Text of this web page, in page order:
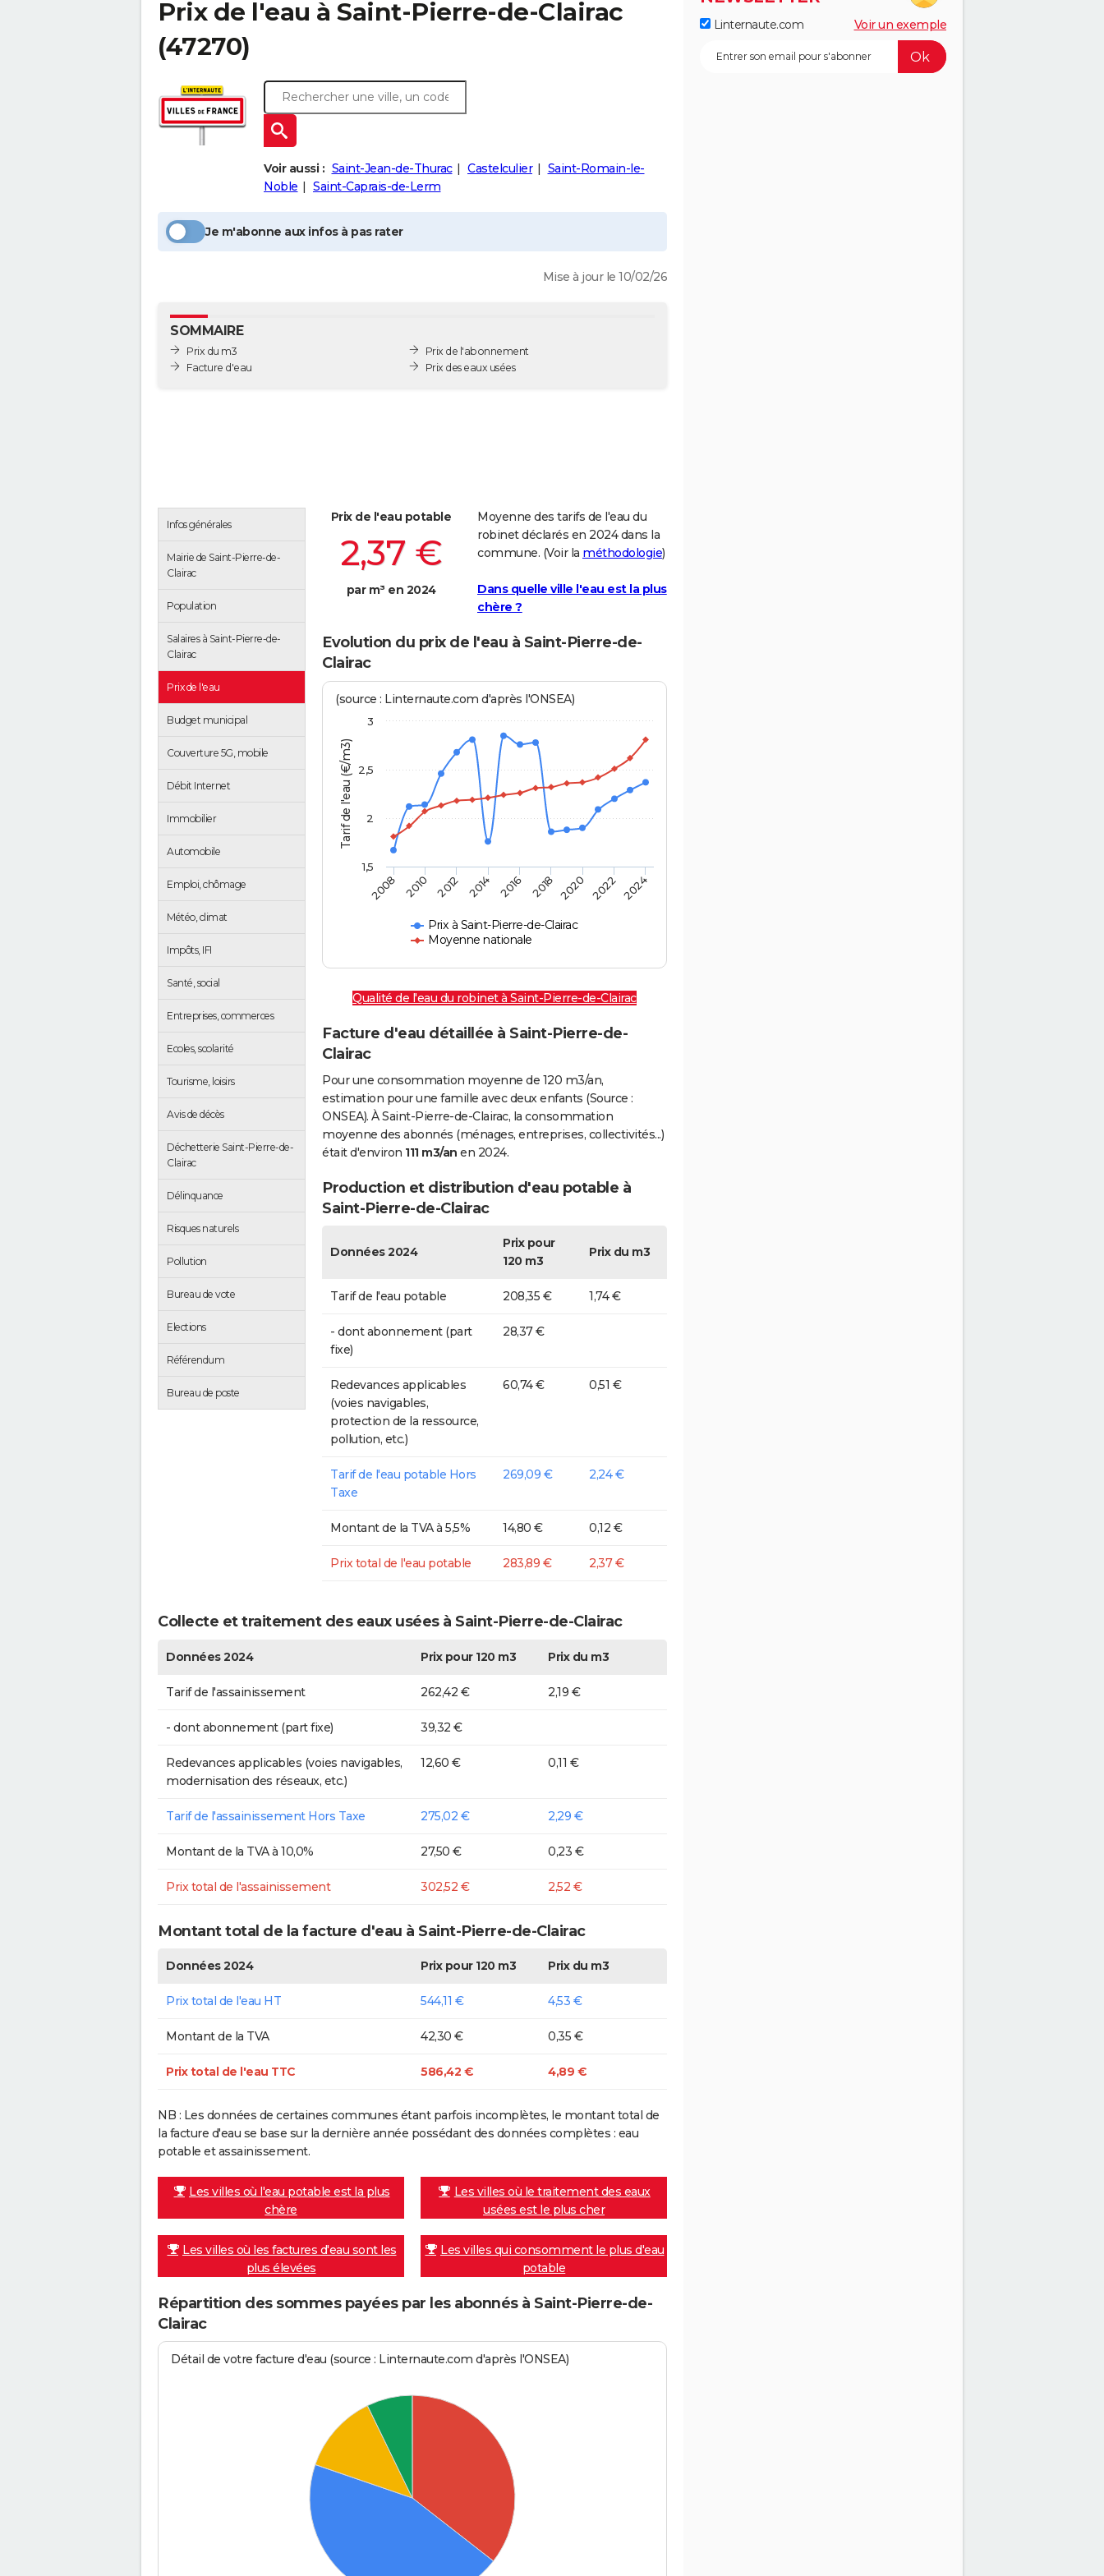
Prix de l'eau à Saint-Pierre-de-Clairac
(47270)
Voir aussi : Saint-Jean-de-Thurac Castelculier
Saint-Romain-le-
Noble
Saint-Caprais-de-Lerm
Je m'abonne aux infos à pas rater
Mise à jour le 10/02/26
SOMMAIRE
Prix du m3
Facture d'eau
Prix de l'abonnement
Prix des eaux usées
Infos générales
Mairie de Saint-Pierre-de-
Clairac
Population
Salaires à Saint-Pierre-de-
Clairac
Prix de l'eau
Budget municipal
Couverture 5G, mobile
Débit Internet
Immobilier
Automobile
Emploi, chômage
Météo, climat
Impôts, IFI
Santé, social
Entreprises, commerces
Ecoles, scolarité
Tourisme, loisirs
Avis de décès
Déchetterie Saint-Pierre-de-
Clairac
Délinquance
Risques naturels
Pollution
Bureau de vote
Elections
Référendum
Bureau de poste
Prix de l'eau potable
2,37 €
par m³ en 2024
Moyenne des tarifs de l'eau du
robinet déclarés en 2024 dans la
commune. (Voir la méthodologie)
Dans quelle ville l'eau est la plus
chère ?
Evolution du prix de l'eau à Saint-Pierre-de-
Clairac
Tarif de l'eau (€/m3)
(source : Linternaute.com d'après l'ONSEA)
Prix à Saint-Pierre-de-Clairac
Moyenne nationale
2008 2010 2012 2014 2016 2018 2020 2022 2024
1,5
2
2,5
3
Qualité de l'eau du robinet à Saint-Pierre-de-Clairac
Facture d'eau détaillée à Saint-Pierre-de-
Clairac
Pour une consommation moyenne de 120 m3/an,
estimation pour une famille avec deux enfants (Source :
ONSEA). À Saint-Pierre-de-Clairac, la consommation
moyenne des abonnés (ménages, entreprises, collectivités...)
était d'environ 111 m3/an en 2024.
Production et distribution d'eau potable à
Saint-Pierre-de-Clairac
Données 2024
Prix pour
120 m3
Prix du m3
Tarif de l'eau potable 208,35 € 1,74 €
- dont abonnement (part
fixe)
28,37 €
Redevances applicables
(voies navigables,
protection de la ressource,
pollution, etc.)
60,74 € 0,51 €
Tarif de l'eau potable Hors
Taxe
269,09 € 2,24 €
Montant de la TVA à 5,5% 14,80 € 0,12 €
Prix total de l'eau potable 283,89 € 2,37 €
Collecte et traitement des eaux usées à Saint-Pierre-de-Clairac
Données 2024 Prix pour 120 m3 Prix du m3
Tarif de l'assainissement 262,42 € 2,19 €
- dont abonnement (part fixe) 39,32 €
Redevances applicables (voies navigables,
modernisation des réseaux, etc.)
12,60 € 0,11 €
Tarif de l'assainissement Hors Taxe 275,02 € 2,29 €
Montant de la TVA à 10,0% 27,50 € 0,23 €
Prix total de l'assainissement 302,52 € 2,52 €
Montant total de la facture d'eau à Saint-Pierre-de-Clairac
Données 2024 Prix pour 120 m3 Prix du m3
Prix total de l'eau HT 544,11 € 4,53 €
Montant de la TVA 42,30 € 0,35 €
Prix total de l'eau TTC 586,42 € 4,89 €
NB : Les données de certaines communes étant parfois incomplètes, le montant total de
la facture d'eau se base sur la dernière année possédant des données complètes : eau
potable et assainissement.
Les villes où l'eau potable est la plus
chère
Les villes où le traitement des eaux
usées est le plus cher
Les villes où les factures d'eau sont les
plus élevées
Les villes qui consomment le plus d'eau
potable
Répartition des sommes payées par les abonnés à Saint-Pierre-de-
Clairac
Détail de votre facture d'eau (source : Linternaute.com d'après l'ONSEA)
Linternaute.com Voir un exemple